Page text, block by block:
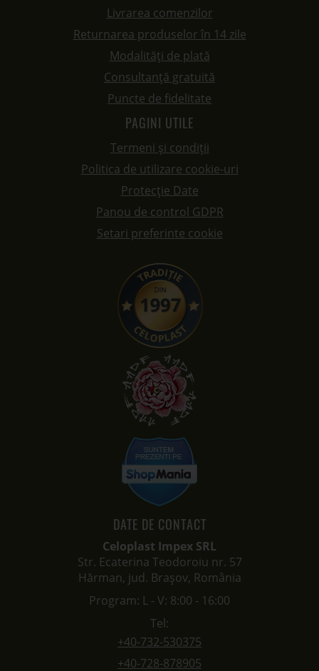
Livrarea comenzilor
Returnarea produselor în 14 zile
Modalități de plată
Consultanță gratuită
Puncte de fidelitate
PAGINI UTILE
Termeni și condiții
Politica de utilizare cookie-uri
Protecție Date
Panou de control GDPR
Setari preferinte cookie
DATE DE CONTACT
Celoplast Impex SRL
Str. Ecaterina Teodoroiu nr. 57
Hărman, jud. Brașov, România
Program: L - V: 8:00 - 16:00
Tel:
+40-732-530375
+40-728-878905